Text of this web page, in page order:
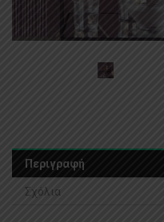
Περιγραφή
Σχόλια